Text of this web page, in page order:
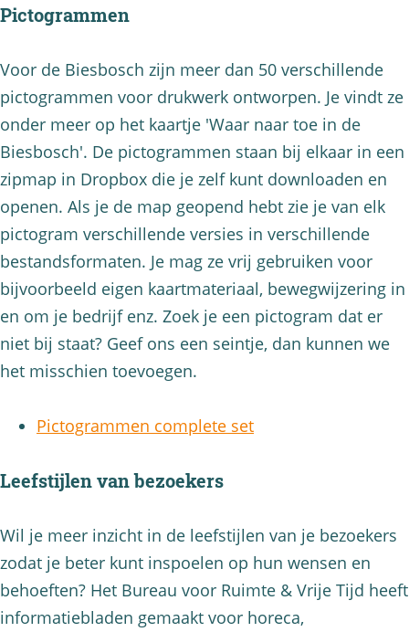
Pictogrammen
Voor de Biesbosch zijn meer dan 50 verschillende
pictogrammen voor drukwerk ontworpen. Je vindt ze
onder meer op het kaartje 'Waar naar toe in de
Biesbosch'. De pictogrammen staan bij elkaar in een
zipmap in Dropbox die je zelf kunt downloaden en
openen. Als je de map geopend hebt zie je van elk
pictogram verschillende versies in verschillende
bestandsformaten. Je mag ze vrij gebruiken voor
bijvoorbeeld eigen kaartmateriaal, bewegwijzering in
en om je bedrijf enz. Zoek je een pictogram dat er
niet bij staat? Geef ons een seintje, dan kunnen we
het misschien toevoegen.
Pictogrammen complete set
Leefstijlen van bezoekers
Wil je meer inzicht in de leefstijlen van je bezoekers
zodat je beter kunt inspoelen op hun wensen en
behoeften? Het Bureau voor Ruimte & Vrije Tijd heeft
informatiebladen gemaakt voor horeca,